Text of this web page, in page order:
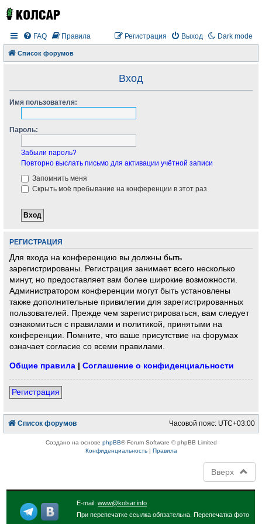
Dark mode
FAQ Правила Выход
Регистрация
Список форумов
Вход
Имя пользователя:
Пароль:
Забыли пароль?
Повторно выслать письмо для активации учётной записи
Запомнить меня
Скрыть моё пребывание на конференции в этот раз
РЕГИСТРАЦИЯ
Для входа на конференцию вы должны быть
зарегистрированы. Регистрация занимает всего несколько
минут, но предоставляет вам более широкие возможности.
Администратором конференции могут быть установлены
также дополнительные привилегии для зарегистрированных
пользователей. Прежде чем зарегистрироваться, вам следует
ознакомиться с правилами и политикой, принятыми на
конференции. Помните, что ваше присутствие на форумах
означает согласие со всеми правилами.
Общие правила |Соглашение о конфиденциальности
Регистрация
Список форумов Часовой пояс: UTC+03:00
Создано на основе phpBB® Forum Software © phpBB Limited
Конфиденциальность| Правила
Вверх
E-mail:www@kolsar.info
При перепечатке ссылка обязательна. Перепечатка фото